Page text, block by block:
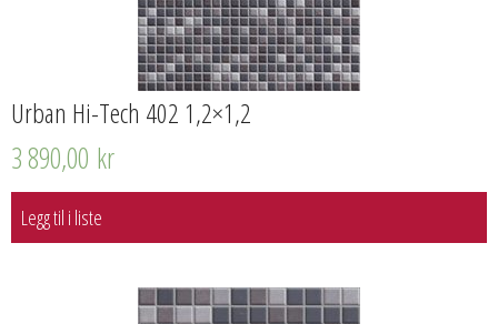
Urban Hi-Tech 402 1,2×1,2
3 890,00 kr
Legg til i liste